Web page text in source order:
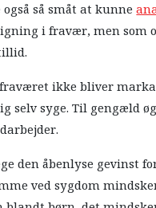
så småt at kunne
i fravær, men som
ikke bliver
selv syge. Til gengæld
den åbenlyse gevinst
ved sygdom